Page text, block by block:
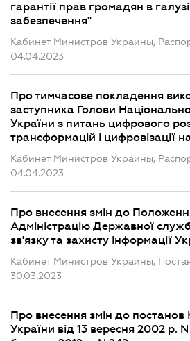
гарантії прав громадян в
забезпечення"
Кабинет Министров Украины,
04.04.2023
Про тимчасове покладення
заступника Голови
України з питань цифрового
трансформацій і цифровізації
Кабинет Министров Украины,
04.04.2023
Про внесення змін до
Адміністрацію Державної
зв'язку та захисту інформації
Кабинет Министров Украины,
30.03.2023
Про внесення змін до постанов
України від 13 вересня 2002 р. N